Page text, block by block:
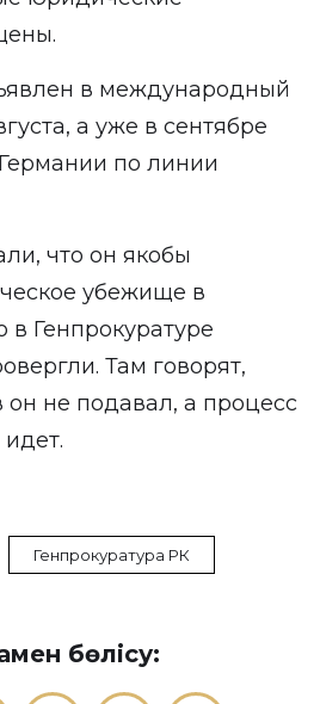
в международный
а уже в сентябре
по линии
что он якобы
убежище в
Генпрокуратуре
Там говорят,
он не подавал, а процесс
Генпрокуратура РК
бөлісу: